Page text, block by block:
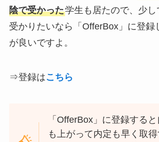
陰で受かった学生も居たので、少し
受かりたいなら「OfferBox」に登録
が良いですよ。
⇒登録はこちら
「OfferBox」に登録する
も上がって内定も早く取